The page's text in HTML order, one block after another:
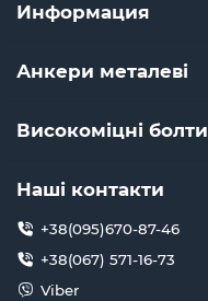
Информация
Анкери металеві
Високоміцні болти
Наші контакти
+38(095)670-87-46
+38(067) 571-16-73
Viber